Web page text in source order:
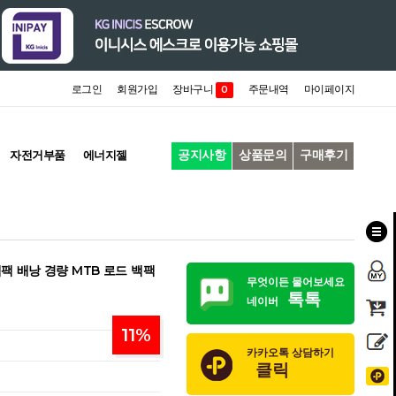
로그인 회원가입 장바구니 0 주문내역 마이페이지
자전거부품 에너지젤 공지사항 상품문의 구매후기
배낭 경량 MTB 로드 백팩
11%
무엇이든 물어보세요
네이버
톡톡
카카오톡 상담하기
클릭